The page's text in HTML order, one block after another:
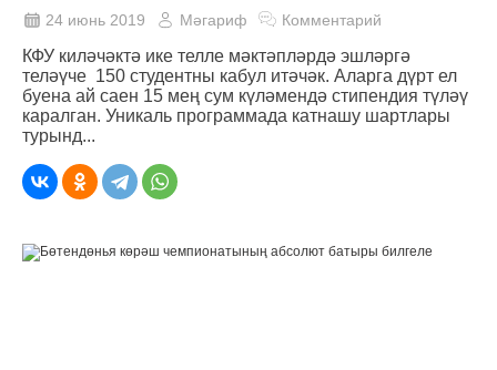
24 июнь 2019 Мәгариф Комментарий
КФУ киләчәктә ике телле мәктәпләрдә эшләргә
теләүче 150 студентны кабул итәчәк. Аларга дүрт ел
буена ай саен 15 мең сум күләмендә стипендия түләү
каралган. Уникаль программада катнашу шартлары
турынд...